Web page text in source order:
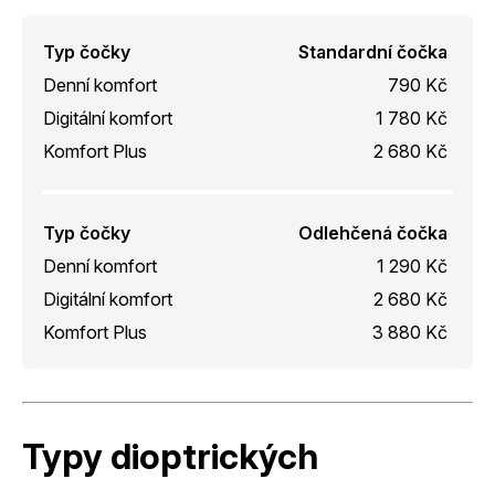
Typ čočky
Standardní čočka
Denní komfort
790 Kč
Digitální komfort
1 780 Kč
Komfort Plus
2 680 Kč
Typ čočky
Odlehčená čočka
Denní komfort
1 290 Kč
Digitální komfort
2 680 Kč
Komfort Plus
3 880 Kč
Typy dioptrických